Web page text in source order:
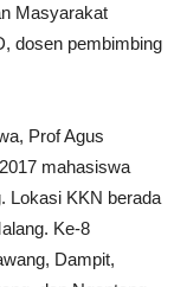
Masyarakat
dosen pembimbing
Prof Agus
mahasiswa
Lokasi KKN berada
Ke-8
Dampit,